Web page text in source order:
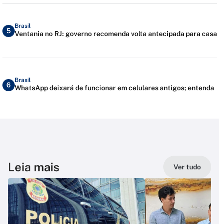
5
Brasil
Ventania no RJ: governo recomenda volta antecipada para casa
6
Brasil
WhatsApp deixará de funcionar em celulares antigos; entenda
Leia mais Ver tudo